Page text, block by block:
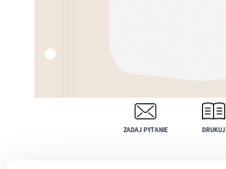
ZADAJ PYTANIE DRUKUJ